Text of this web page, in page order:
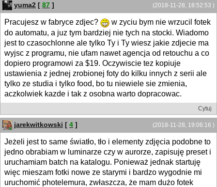
(2018-11-28, 18:52:53 )
yuma2 [ 87 ]
Pracujesz w fabryce zdjec?
w zyciu bym nie wrzucil fotek
do automatu, a juz tym bardziej nie tych na stocki. Wiadomo
jest to czasochlonne ale tylko Ty i Ty wiesz jakie zdjecie ma
wyjsc z programu, nie ufam nawet agencja od retouchu a co
dopiero programowi za $19. Oczywiscie tez kopiuje
ustawienia z jednej zrobionej foty do kilku innych z serii ale
tylko ze studia i tylko food, bo tu niewiele sie zmienia,
aczkolwiek kazde i tak z osobna warto dopracowac.
Cytuj
(2018-11-28, 19:06:16 )
jarekwitkowski [ 4 ]
Jeżeli jest to same światło, tło i elementy zdjęcia podobne to
jedno obrabiam w luminarze czy w aurorze, zapisuję preset i
uruchamiam batch na katalogu. Ponieważ jednak startuję
więc mieszam fotki nowe ze starymi i bardzo wygodnie mi
uruchomić photelemura, zwłaszcza, że mam dużo fotek